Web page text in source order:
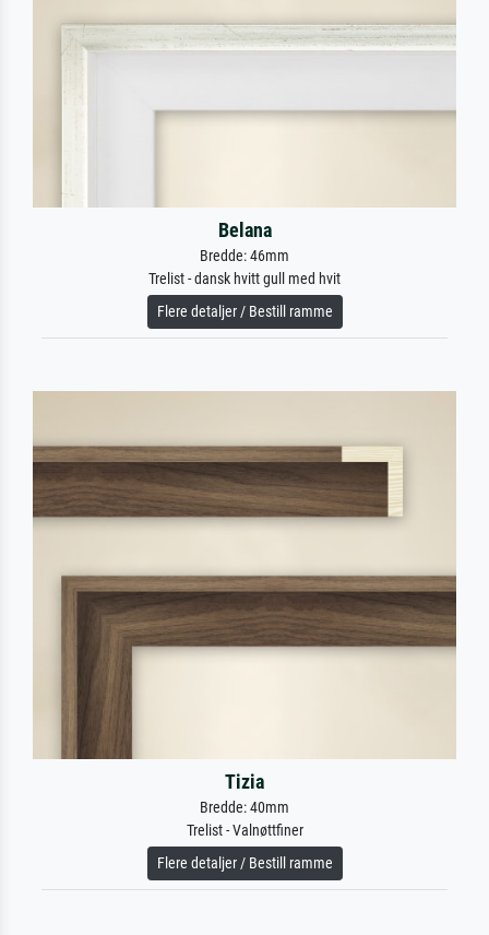
Belana
Bredde: 46mm
Trelist - dansk hvitt gull med hvit
Flere detaljer / Bestill ramme
Tizia
Bredde: 40mm
Trelist - Valnøttfiner
Flere detaljer / Bestill ramme